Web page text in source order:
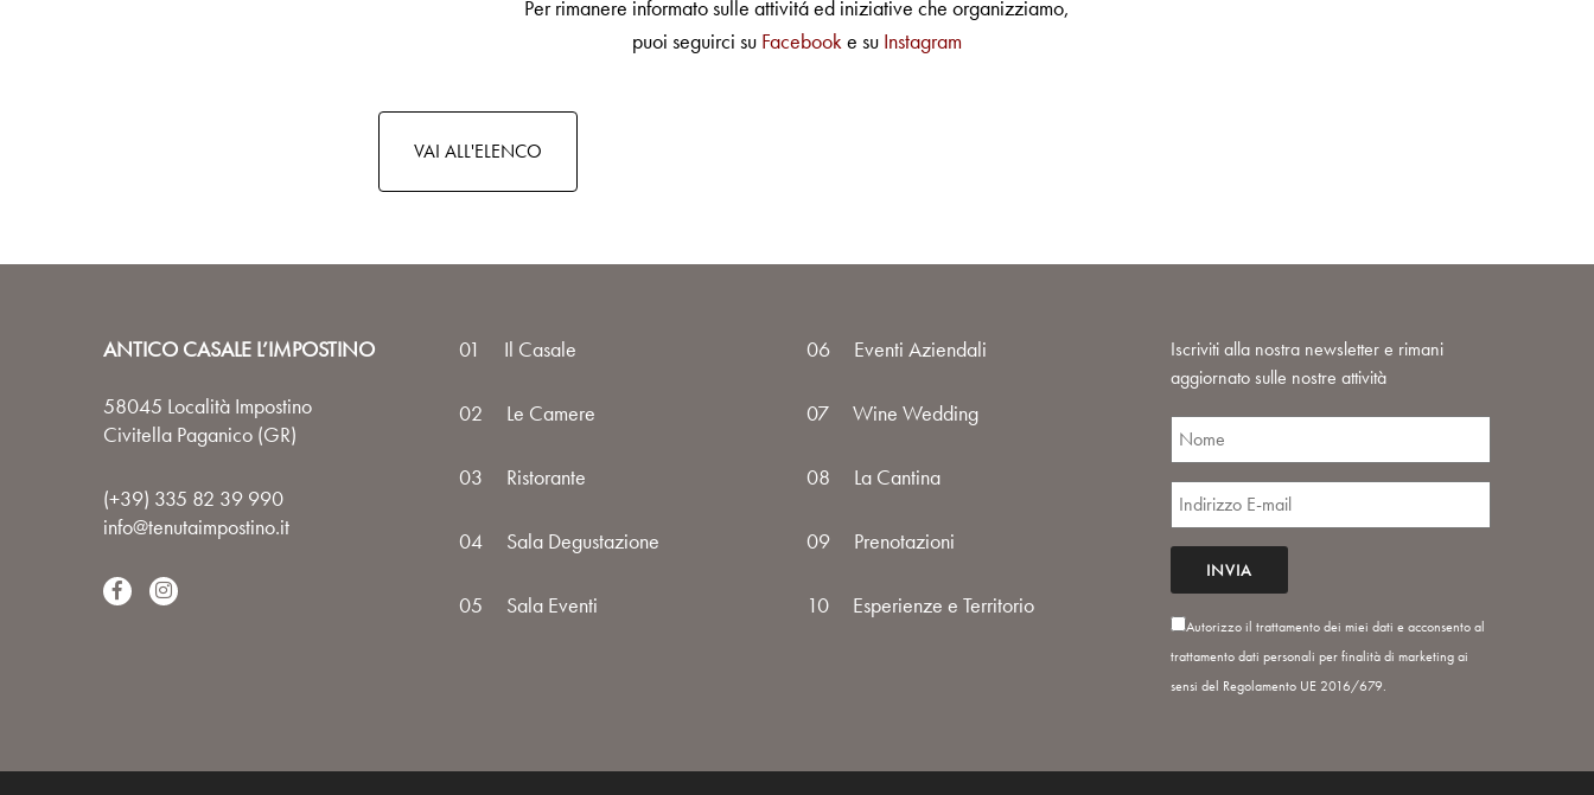
Per rimanere informato sulle attivitá ed iniziative che organizziamo,
puoi seguirci su Facebook e su Instagram
VAI ALL'ELENCO
ANTICO CASALE L’IMPOSTINO
58045 Località Impostino
Civitella Paganico (GR)
(+39) 335 82 39 990
info@tenutaimpostino.it
01 Il Casale
02 Le Camere
03 Ristorante
04 Sala Degustazione
05 Sala Eventi
06 Eventi Aziendali
07 Wine Wedding
08 La Cantina
09 Prenotazioni
10 Esperienze e Territorio
Iscriviti alla nostra newsletter e rimani
aggiornato sulle nostre attività
Autorizzo il trattamento dei miei dati e acconsento al
trattamento dati personali per finalità di marketing ai
sensi del Regolamento UE 2016/679.